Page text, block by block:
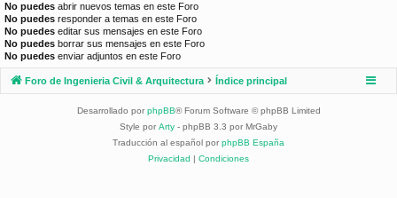
No puedes abrir nuevos temas en este Foro
No puedes responder a temas en este Foro
No puedes editar sus mensajes en este Foro
No puedes borrar sus mensajes en este Foro
No puedes enviar adjuntos en este Foro
Foro de Ingenieria Civil & Arquitectura Índice principal
Desarrollado por phpBB® Forum Software © phpBB Limited
Style por Arty - phpBB 3.3 por MrGaby
Traducción al español por phpBB España
Privacidad | Condiciones